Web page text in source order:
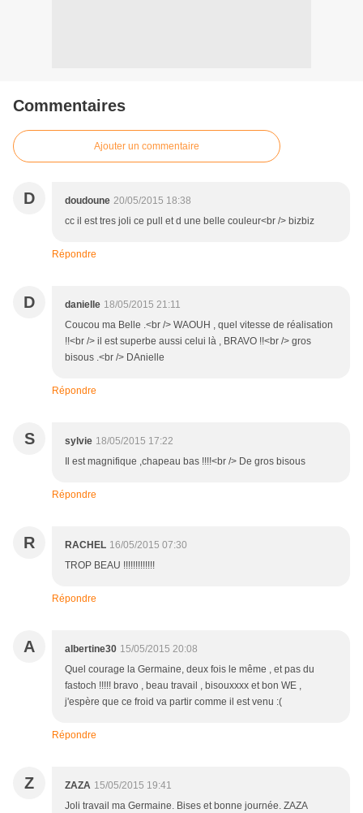
Commentaires
Ajouter un commentaire
D doudoune 20/05/2015 18:38
cc il est tres joli ce pull et d une belle couleur<br /> bizbiz
Répondre
D danielle 18/05/2015 21:11
Coucou ma Belle .<br /> WAOUH , quel vitesse de réalisation
!!<br /> il est superbe aussi celui là , BRAVO !!<br /> gros
bisous .<br /> DAnielle
Répondre
S sylvie 18/05/2015 17:22
Il est magnifique ,chapeau bas !!!!<br /> De gros bisous
Répondre
R RACHEL 16/05/2015 07:30
TROP BEAU !!!!!!!!!!!!!
Répondre
A albertine30 15/05/2015 20:08
Quel courage la Germaine, deux fois le même , et pas du
fastoch !!!!! bravo , beau travail , bisouxxxx et bon WE ,
j'espère que ce froid va partir comme il est venu :(
Répondre
Z ZAZA 15/05/2015 19:41
Joli travail ma Germaine. Bises et bonne journée. ZAZA